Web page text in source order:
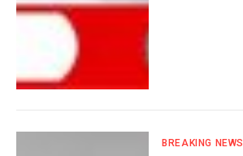
BREAKING NEWS